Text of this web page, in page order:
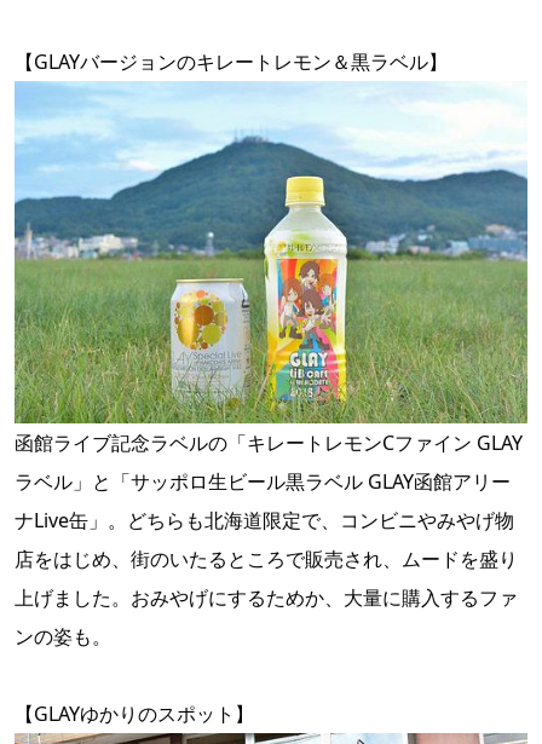
【GLAYバージョンのキレートレモン＆黒ラベル】
函館ライブ記念ラベルの「キレートレモンCファイン GLAY
ラベル」と「サッポロ生ビール黒ラベル GLAY函館アリー
ナLive缶」。どちらも北海道限定で、コンビニやみやげ物
店をはじめ、街のいたるところで販売され、ムードを盛り
上げました。おみやげにするためか、大量に購入するファ
ンの姿も。
【GLAYゆかりのスポット】